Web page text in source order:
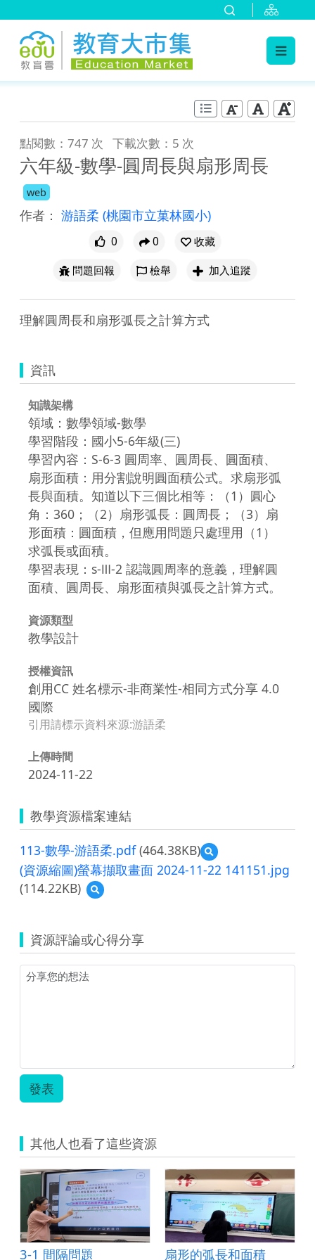
點閱數：747 次 下載次數：5 次
六年級-數學-圓周長與扇形周長
web
作者： 游語柔 (桃園市立菓林國小)
0 0
收藏
問題回報
檢舉 加入追蹤
理解圓周長和扇形弧長之計算方式
資訊
知識架構
領域：數學領域-數學
學習階段：國小5-6年級(三)
學習內容：S-6-3 圓周率、圓周長、圓面積、
扇形面積：用分割說明圓面積公式。求扇形弧
長與面積。知道以下三個比相等：（1）圓心
角：360；（2）扇形弧長：圓周長；（3）扇
形面積：圓面積，但應用問題只處理用（1）
求弧長或面積。
學習表現：s-Ⅲ-2 認識圓周率的意義，理解圓
面積、圓周長、扇形面積與弧長之計算方式。
資源類型
教學設計
授權資訊
創用CC 姓名標示-非商業性-相同方式分享 4.0
國際
引用請標示資料來源:游語柔
上傳時間
2024-11-22
教學資源檔案連結
113-數學-游語柔.pdf(464.38KB)
預
覽
113-
(資源縮圖)螢幕擷取畫面 2024-11-22 141151.jpg
(114.22KB)
預
覽
縮
圖)
螢
資源評論或心得分享
發表
其他人也看了這些資源
3-1 間隔問題 扇形的弧長和面積